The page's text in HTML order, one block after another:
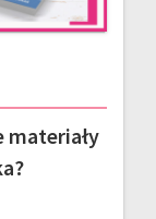
materiały